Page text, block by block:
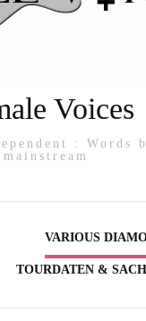
Voices
: Words
mainstream
VARIOUS
TOURDATEN &